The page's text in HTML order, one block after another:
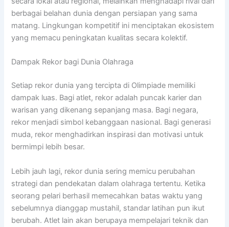
berbagai belahan dunia dengan persiapan yang sama
matang. Lingkungan kompetitif ini menciptakan ekosistem
yang memacu peningkatan kualitas secara kolektif.
Dampak Rekor bagi Dunia Olahraga
Setiap rekor dunia yang tercipta di Olimpiade memiliki
dampak luas. Bagi atlet, rekor adalah puncak karier dan
warisan yang dikenang sepanjang masa. Bagi negara,
rekor menjadi simbol kebanggaan nasional. Bagi generasi
muda, rekor menghadirkan inspirasi dan motivasi untuk
bermimpi lebih besar.
Lebih jauh lagi, rekor dunia sering memicu perubahan
strategi dan pendekatan dalam olahraga tertentu. Ketika
seorang pelari berhasil memecahkan batas waktu yang
sebelumnya dianggap mustahil, standar latihan pun ikut
berubah. Atlet lain akan berupaya mempelajari teknik dan